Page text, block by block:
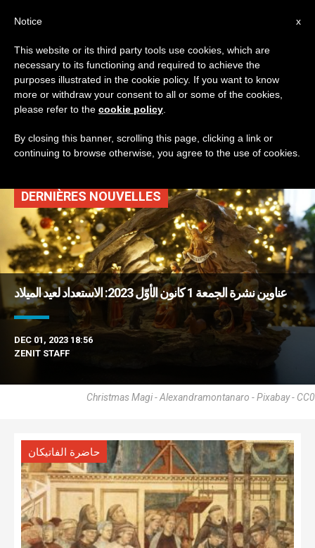
TAG
Posts Tagged ‘مغارة
ميلادية’
DERNIÈRES NOUVELLES
عناوين نشرة الجمعة 1 كانون الأوّل 2023: الاستعداد لعيد الميلاد
DEC 01, 2023 18:56
ZENIT STAFF
Christmas Magi - Alexandramontanaro - Pixabay - CC0
حاضرة الفاتيكان
x
Notice
This website or its third party tools use cookies, which are
necessary to its functioning and required to achieve the
purposes illustrated in the cookie policy. If you want to know
more or withdraw your consent to all or some of the cookies,
please refer to the cookie policy
By closing this banner, scrolling this page, clicking a link or
continuing to browse otherwise, you agree to the use of cookies.